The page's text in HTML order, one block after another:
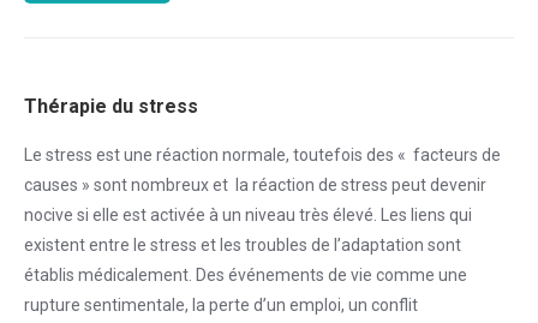
Thérapie du stress
Le stress est une réaction normale, toutefois des « facteurs de
causes » sont nombreux et la réaction de stress peut devenir
nocive si elle est activée à un niveau très élevé. Les liens qui
existent entre le stress et les troubles de l’adaptation sont
établis médicalement. Des événements de vie comme une
rupture sentimentale, la perte d’un emploi, un conflit